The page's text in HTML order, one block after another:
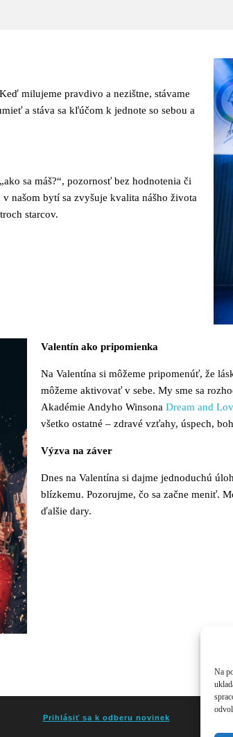
Na
milujeme pravdivo a nezištne, stávame
a stáva sa kľúčom k jednote so sebou a
sa máš?“, pozornosť bez hodnotenia či
našom bytí sa zvyšuje kvalita nášho života
starcov.
Valentín ako pripomienka
Na Valentína si môžeme pripomenúť, že
môžeme aktivovať v sebe. My sme sa
Akadémie Andyho Winsona Dream and
všetko ostatné – zdravé vzťahy, úspech,
Výzva na záver
Dnes na Valentína si dajme jednoduchú
blízkemu. Pozorujme, čo sa začne meniť.
ďalšie dary.
Prihlásiť sa k odberu novinek